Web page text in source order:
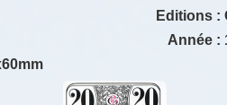
Editions :
Année :